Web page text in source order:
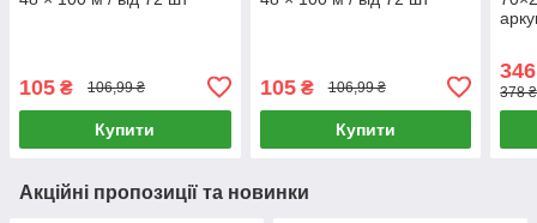
105 ₴ 106,99 ₴
Купити
105₴ 106,99 ₴
Купити
346
378
Акційні пропозиції та новинки